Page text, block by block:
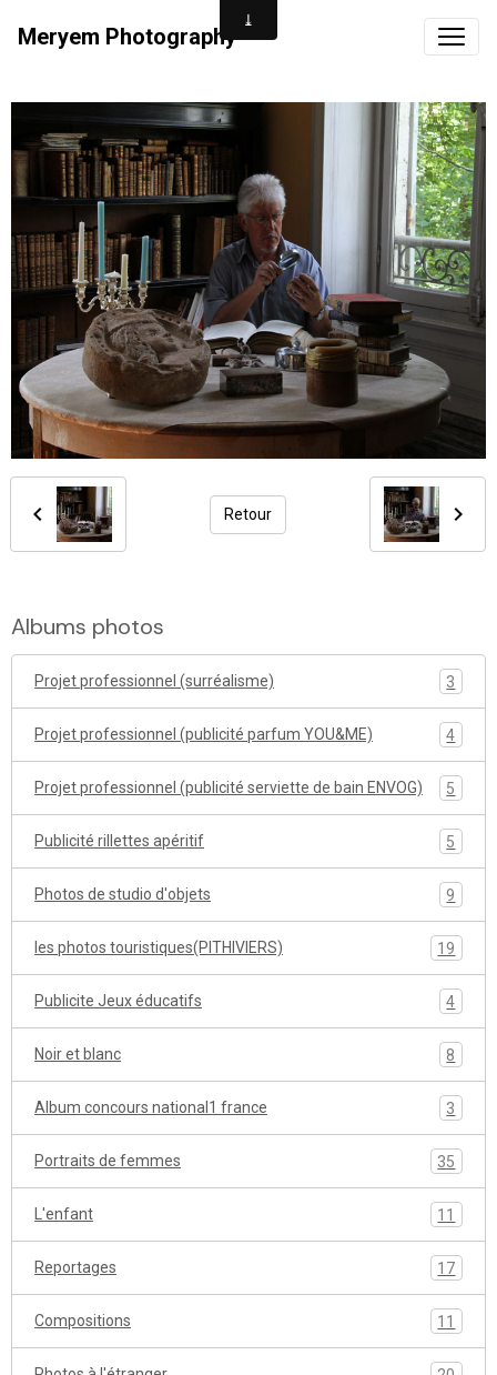
Meryem Photography
Retour
Albums photos
Projet professionnel (surréalisme) 3
Projet professionnel (publicité parfum YOU&ME) 4
Projet professionnel (publicité serviette de bain ENVOG) 5
Publicité rillettes apéritif 5
Photos de studio d'objets 9
les photos touristiques(PITHIVIERS) 19
Publicite Jeux éducatifs 4
Noir et blanc 8
Album concours national1 france 3
Portraits de femmes 35
L'enfant 11
Reportages 17
Compositions 11